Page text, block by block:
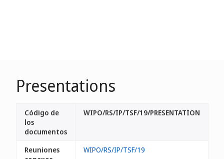
Presentations
Código de
los
documentos
WIPO/RS/IP/TSF/19/PRESENTATION
Reuniones
WIPO/RS/IP/TSF/19